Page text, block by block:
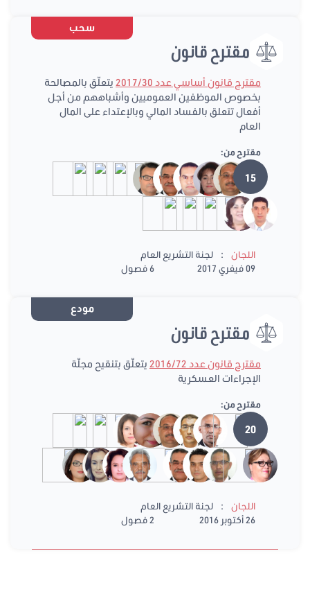
سحب
مقترح قانون
مقترح قانون أساسي عدد 2017/30
يتعلّق بالمصالحة
بخصوص الموظفين العموميين وأشباههم من أجل
أفعال تتعلق بالفساد المالي وبالإعتداء على المال
العام
مقترح من:
15
اللجان :
لجنة التشريع العام
09 فيفري 2017
6 فصول
مودع
مقترح قانون
مقترح قانون عدد 2016/72
يتعلّق بتنقيح مجلّة
الإجراءات العسكرية
مقترح من:
20
اللجان :
لجنة التشريع العام
26 أكتوبر 2016
2 فصول